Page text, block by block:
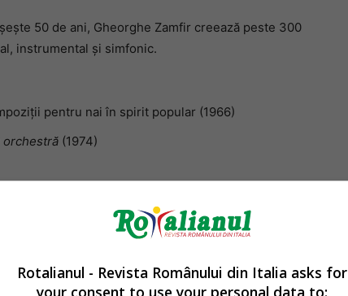
50 de ani, Gheorghe Zamfir creează peste 300
instrumental și simfonic.
pentru nai în spirit popular (1966)
orchestră (1974)
pentru nai, orgă și grup vocal bărbătesc (2005).
de aur și platină, are peste 190 de discuri
vândute. Este singurul artist european care a
Rotalianul - Revista Românului din Italia asks for
your consent to use your personal data to: